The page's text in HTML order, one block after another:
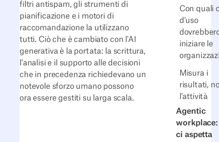
Con quali
d'uso
iniziare le
Misura i
risultati,
l'attività
Agentic
workplace:
ci aspetta
filtri antispam, gli strumenti di
pianificazione e i motori di
raccomandazione la utilizzano
tutti. Ciò che è cambiato con l'AI
generativa è la portata: la scrittura,
l'analisi e il supporto alle decisioni
che in precedenza richiedevano un
notevole sforzo umano possono
ora essere gestiti su larga scala.